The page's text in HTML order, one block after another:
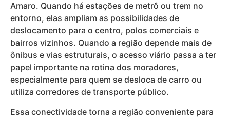
Amaro. Quando há estações de metrô ou trem no
entorno, elas ampliam as possibilidades de
deslocamento para o centro, polos comerciais e
bairros vizinhos. Quando a região depende mais de
ônibus e vias estruturais, o acesso viário passa a ter
papel importante na rotina dos moradores,
especialmente para quem se desloca de carro ou
utiliza corredores de transporte público.
Essa conectividade torna a região conveniente para